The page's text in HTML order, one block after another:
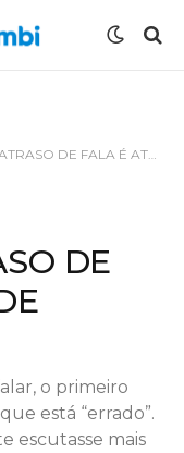
DE FALA É ATRASO DE ESCUTA
DE
o primeiro
está “errado”.
escutasse mais